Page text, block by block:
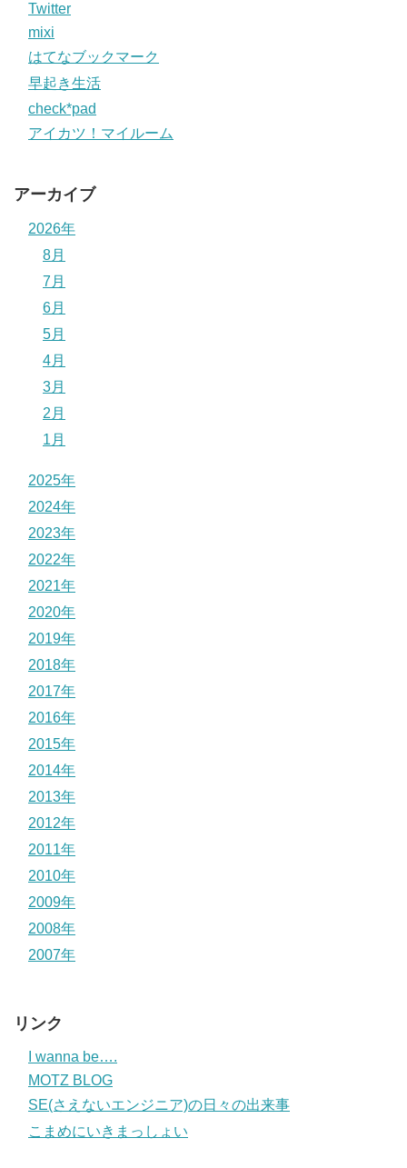
Twitter
mixi
はてなブックマーク
早起き生活
check*pad
アイカツ！マイルーム
アーカイブ
2026年
8月
7月
6月
5月
4月
3月
2月
1月
2025年
2024年
2023年
2022年
2021年
2020年
2019年
2018年
2017年
2016年
2015年
2014年
2013年
2012年
2011年
2010年
2009年
2008年
2007年
リンク
I wanna be….
MOTZ BLOG
SE(さえないエンジニア)の日々の出来事
こまめにいきまっしょい